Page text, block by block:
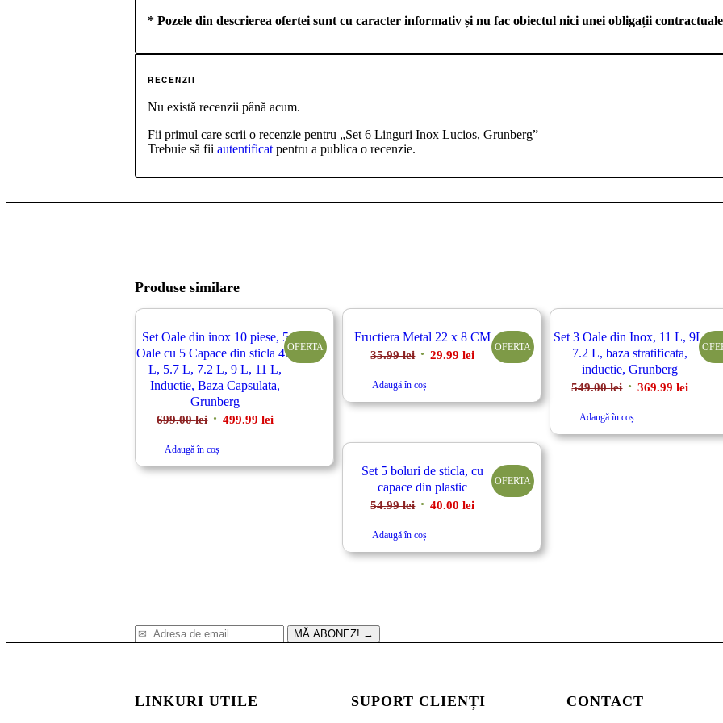
* Pozele din descrierea ofertei sunt cu caracter informativ și nu fac obiectul nici unei obligații
RECENZII
Nu există recenzii până acum.
Fii primul care scrii o recenzie pentru „Set 6 Linguri Inox Lucios, Grunberg”
Trebuie să fii autentificat pentru a publica o recenzie.
Produse similare
Set Oale din inox 10 piese, 5
Oale cu 5 Capace din sticla 4.3
L, 5.7 L, 7.2 L, 9 L, 11 L,
Inductie, Baza Capsulata,
Grunberg
699.00lei Prețul
a
499.99leiPrețul
Adaugă în coș
OFERTA
Fructiera Metal 22 x 8 CM
35.99lei Prețul
a
29.99leiPrețul
Adaugă în coș
OFERTA
Set 3 Oale din Inox, 11 L, 9L,
7.2 L, baza stratificata,
inductie, Grunberg
549.00lei Prețul
a
369.99leiPrețul
Adaugă în coș
Set 5 boluri de sticla, cu
capace din plastic
54.99lei Prețul
a
40.00leiPrețul
Adaugă în coș
OFERTA
MĂ ABONEZ! →
LINKURI UTILE SUPORT CLIENȚI CONTACT